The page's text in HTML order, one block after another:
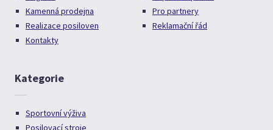
Kamenná prodejna
Realizace posiloven
Kontakty
Pro partnery
Reklamační řád
Kategorie
Sportovní výživa
Posilovací stroje